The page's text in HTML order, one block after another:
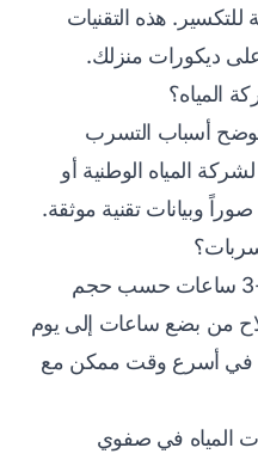
هذه التقنيات
ديكورات منزلك.
المياه؟
توضح أسباب التسرب
المياه الوطنية أو
وبيانات تقنية موثقة.
يستغرق الكشف الدقيق من 1-3 ساعات حسب حجم
من بضع ساعات إلى يوم
في أسرع وقت ممكن مع
المياه في صفوي